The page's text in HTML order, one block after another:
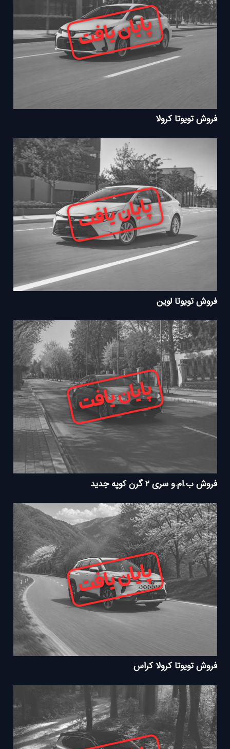
فروش تویوتا کرولا
فروش تویوتا لوین
فروش ب.ام.و سری ۲ گرن کوپه جدید
فروش تویوتا کرولا کراس